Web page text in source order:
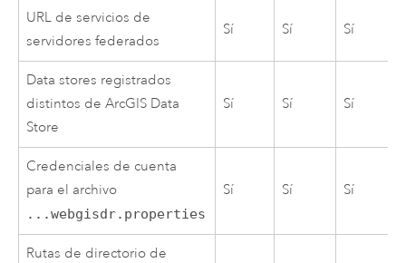
URL de servicios de
servidores federados
Sí Sí Sí
Data stores registrados
distintos deArcGIS Data
Store
Sí Sí Sí
Credenciales de cuenta
para el archivo
...webgisdr.properties
Sí Sí Sí
Rutas de directorio de